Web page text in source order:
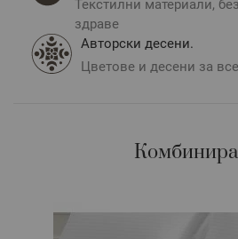
разминаване в тоновете и
Текстилни материали,
здраве
Авторски десени.
Цветове и десени за